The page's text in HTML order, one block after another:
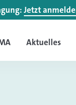
Jetzt
Aktuelles